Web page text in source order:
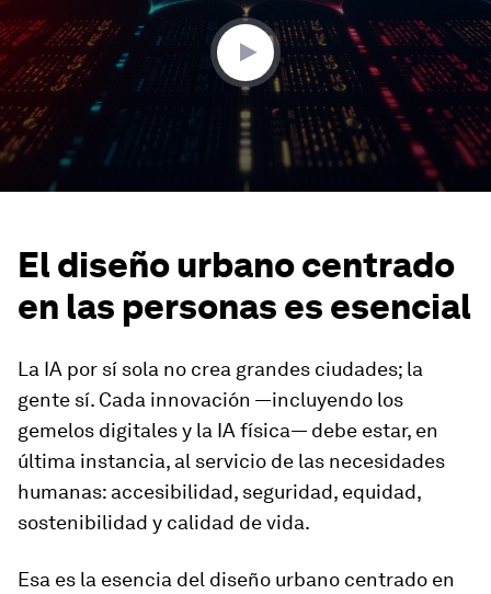
55
seconds
El diseño urbano centrado
en las personas es esencial
La IA por sí sola no crea grandes ciudades; la
gente sí. Cada innovación —incluyendo los
gemelos digitales y la IA física— debe estar, en
última instancia, al servicio de las necesidades
humanas: accesibilidad, seguridad, equidad,
sostenibilidad y calidad de vida.
Esa es la esencia del diseño urbano centrado en